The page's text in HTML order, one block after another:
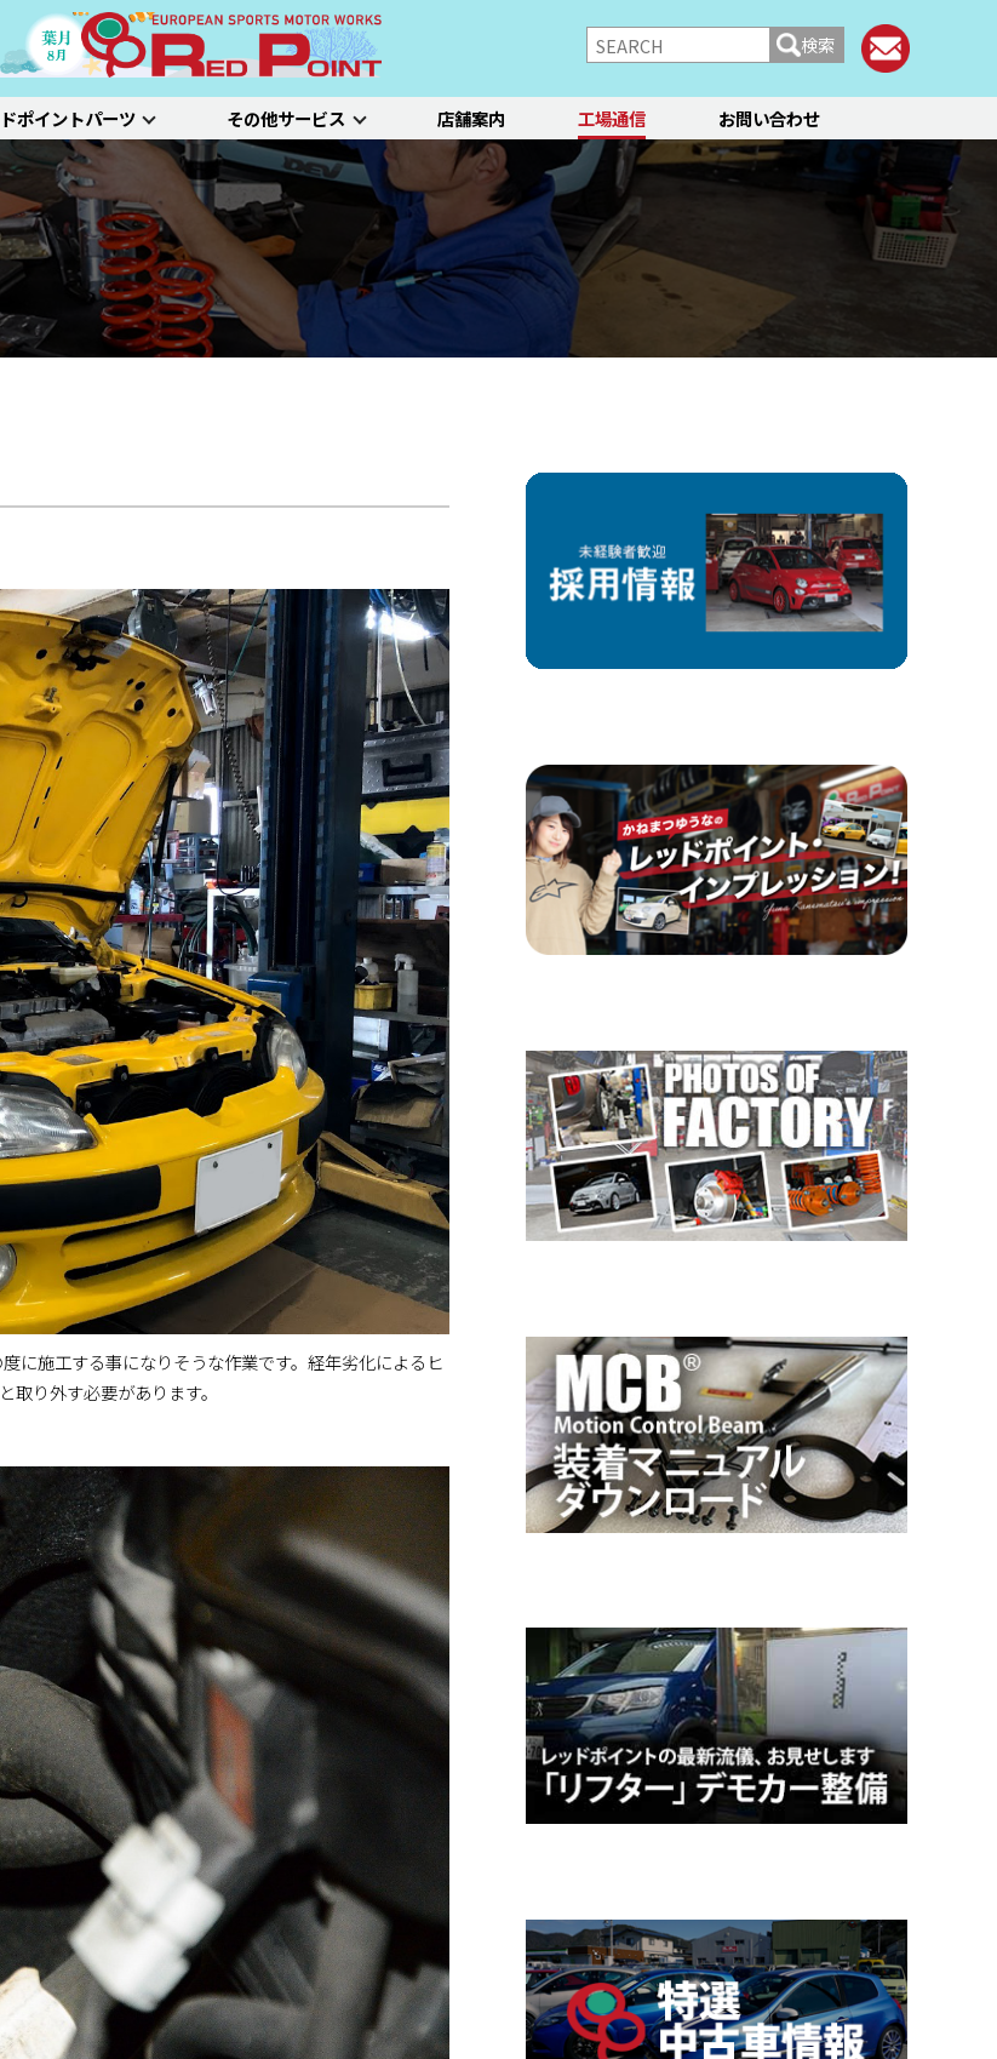
検索
SDL診断 ホイールアライメント点検・調整
オイル交換
タイヤ整備 新車点検整備 12か月点検/24か月点検
ステージ1／ベーシック ステージ2／ルーティーン
ステージ3／リフレッシュ
ポイントパーツ
シトロエン/DS アルファロメオ フィアット／アバルト
吸排気系 サスペンション/シャーシ
ブレーキ
エクステリア インテリア 快適装備
その他サービス
特選中古車 車両買い取り
レンタカー
店舗案内 工場通信 お問い合わせ
に施工する事になりそうな作業です。経年劣化によるヒ
り外す必要があります。